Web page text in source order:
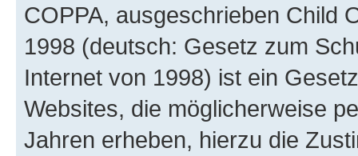
COPPA, ausgeschrieben Child
1998 (deutsch: Gesetz zum
Internet von 1998) ist ein
Websites, die möglicherweise
Jahren erheben, hierzu die